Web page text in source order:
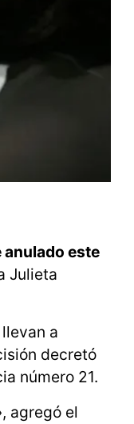
anulado este
Julieta
a
decretó
número 21.
agregó el